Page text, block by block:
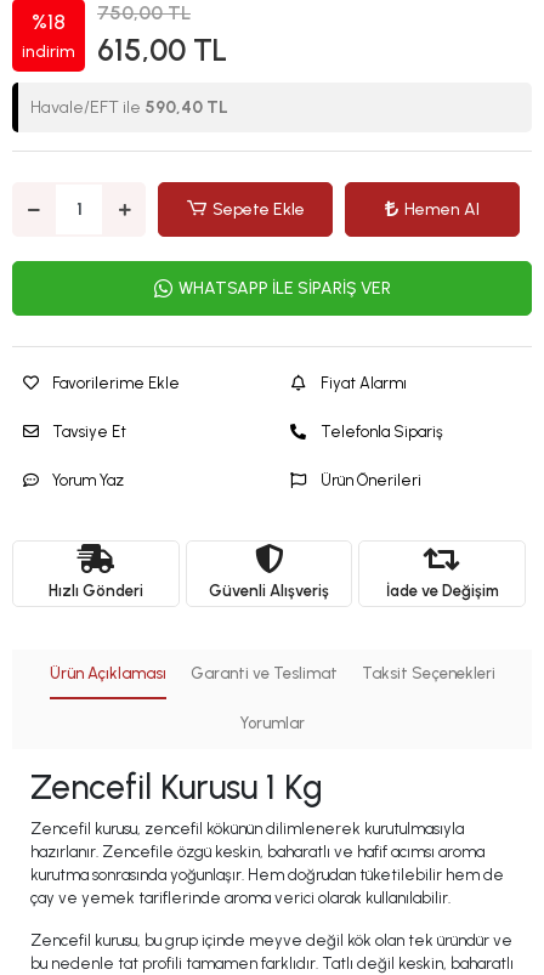
%18
indirim
750,00 TL
615,00 TL
Havale/EFT ile 590,40 TL
Sepete Ekle Hemen Al
WHATSAPP İLE SİPARİŞ VER
Favorilerime Ekle
Tavsiye Et
Yorum Yaz
Fiyat Alarmı
Telefonla Sipariş
Ürün Önerileri
Hızlı Gönderi Güvenli Alışveriş İade ve Değişim
Ürün Açıklaması Garanti ve Teslimat Taksit Seçenekleri
Yorumlar
Zencefil Kurusu 1 Kg
Zencefil kurusu, zencefil kökünün dilimlenerek kurutulmasıyla
hazırlanır. Zencefile özgü keskin, baharatlı ve hafif acımsı aroma
kurutma sonrasında yoğunlaşır. Hem doğrudan tüketilebilir hem de
çay ve yemek tariflerinde aroma verici olarak kullanılabilir.
Zencefil kurusu, bu grup içinde meyve değil kök olan tek üründür ve
bu nedenle tat profili tamamen farklıdır. Tatlı değil keskin, baharatlı